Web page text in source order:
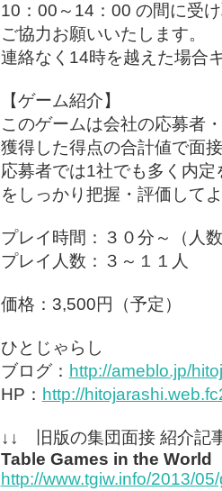
10：00～14：00 の間に受
ご協力お願いいたします。
連絡なく14時を越えた場合
【ゲーム紹介】
このゲームは会社の応募者
獲得した得点の合計値で面
応募者では1社でも多く内
をしっかり把握・評価して
プレイ時間：３０分～（人数
プレイ人数：３～１１人
価格：3,500円（予定）
ひとじゃらし
ブログ： http://ameblo.jp/
HP： http://
↓↓ 旧版の集団面接 紹介記
Table Games in the World
http://www.tgiw.info/2013/